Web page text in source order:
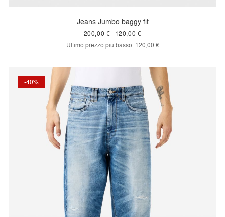
Jeans Jumbo baggy fit
120,00 €
200,00 €
Ultimo prezzo più basso: 120,00 €
-40%